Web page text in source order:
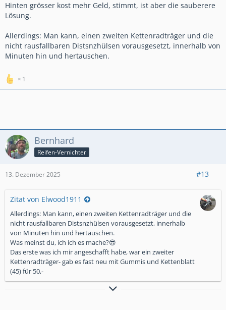
Hinten grösser kost mehr Geld, stimmt, ist aber die sauberere
Lösung.
Allerdings: Man kann, einen zweiten Kettenradträger und die
nicht rausfallbaren Distsnzhülsen vorausgesetzt, innerhalb von
Minuten hin und hertauschen.
1
Bernhard
Reifen-Vernichter
13. Dezember 2025 #13
Zitat von Elwood1911
Allerdings: Man kann, einen zweiten Kettenradträger und die
nicht rausfallbaren Distsnzhülsen vorausgesetzt, innerhalb
von Minuten hin und hertauschen.
Was meinst du, ich ich es mache?😎
Das erste was ich mir angeschafft habe, war ein zweiter
Kettenradträger- gab es fast neu mit Gummis und Kettenblatt
(45) für 50,-
Der Trend geht zu einer Zweit- Garage